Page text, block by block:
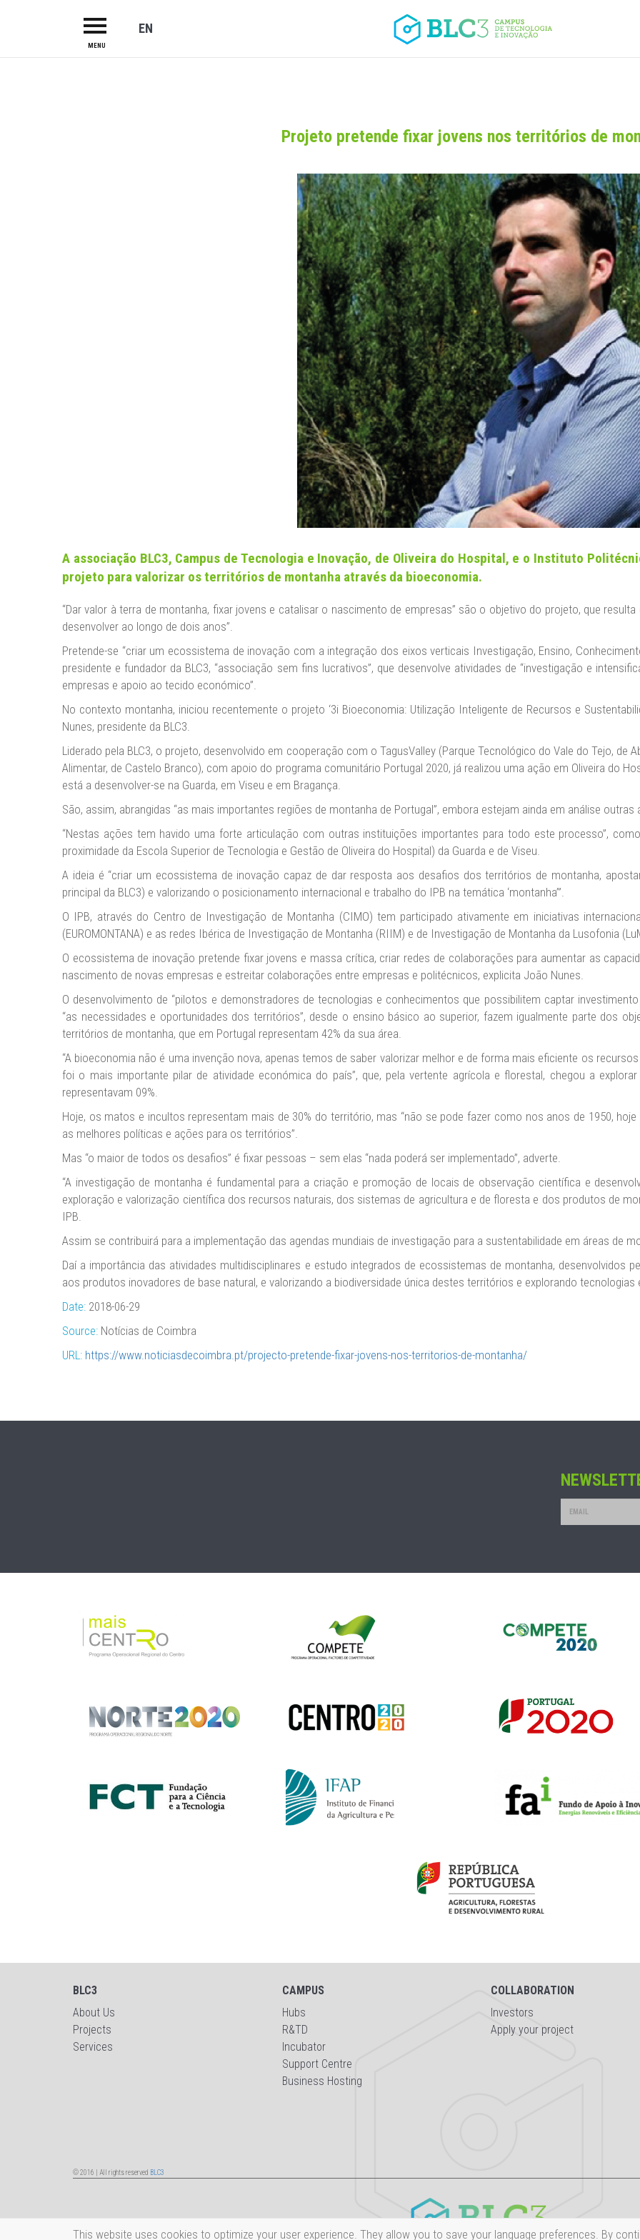
MENU
EN
Projeto pretende fixar jovens nos territórios de
A associação BLC3, Campus de Tecnologia e Inovação, de Oliveira do Hospital, e o Instituto
projeto para valorizar os territórios de montanha através da bioeconomia.
“Dar valor à terra de montanha, fixar jovens e catalisar o nascimento de empresas” são o objetivo do projeto, que
desenvolver ao longo de dois anos”.
Pretende-se “criar um ecossistema de inovação com a integração dos eixos verticais Investigação, Ensino,
presidente e fundador da BLC3, “associação sem fins lucrativos”, que desenvolve atividades de “investigação e
empresas e apoio ao tecido económico”.
No contexto montanha, iniciou recentemente o projeto ‘3i Bioeconomia: Utilização Inteligente de Recursos e
Nunes, presidente da BLC3.
Liderado pela BLC3, o projeto, desenvolvido em cooperação com o TagusValley (Parque Tecnológico do Vale do Tejo, de
Alimentar, de Castelo Branco), com apoio do programa comunitário Portugal 2020, já realizou uma ação em Oliveira do
está a desenvolver-se na Guarda, em Viseu e em Bragança.
São, assim, abrangidas “as mais importantes regiões de montanha de Portugal”, embora estejam ainda em análise outras
“Nestas ações tem havido uma forte articulação com outras instituições importantes para todo este processo”,
proximidade da Escola Superior de Tecnologia e Gestão de Oliveira do Hospital) da Guarda e de Viseu.
A ideia é “criar um ecossistema de inovação capaz de dar resposta aos desafios dos territórios de montanha,
principal da BLC3) e valorizando o posicionamento internacional e trabalho do IPB na temática ‘montanha’”.
O IPB, através do Centro de Investigação de Montanha (CIMO) tem participado ativamente em iniciativas
(EUROMONTANA) e as redes Ibérica de Investigação de Montanha (RIIM) e de Investigação de Montanha da Lusofonia
O ecossistema de inovação pretende fixar jovens e massa crítica, criar redes de colaborações para aumentar as
nascimento de novas empresas e estreitar colaborações entre empresas e politécnicos, explicita João Nunes.
O desenvolvimento de “pilotos e demonstradores de tecnologias e conhecimentos que possibilitem captar
“as necessidades e oportunidades dos territórios”, desde o ensino básico ao superior, fazem igualmente parte dos
territórios de montanha, que em Portugal representam 42% da sua área.
“A bioeconomia não é uma invenção nova, apenas temos de saber valorizar melhor e de forma mais eficiente os
foi o mais importante pilar de atividade económica do país”, que, pela vertente agrícola e florestal, chegou a
representavam 09%.
Hoje, os matos e incultos representam mais de 30% do território, mas “não se pode fazer como nos anos de 1950,
as melhores políticas e ações para os territórios”.
Mas “o maior de todos os desafios” é fixar pessoas – sem elas “nada poderá ser implementado”, adverte.
“A investigação de montanha é fundamental para a criação e promoção de locais de observação científica e
exploração e valorização científica dos recursos naturais, dos sistemas de agricultura e de floresta e dos produtos de
IPB.
Assim se contribuirá para a implementação das agendas mundiais de investigação para a sustentabilidade em áreas de
Daí a importância das atividades multidisciplinares e estudo integrados de ecossistemas de montanha, desenvolvidos
aos produtos inovadores de base natural, e valorizando a biodiversidade única destes territórios e explorando tecnologias
Date: 2018-06-29
Source: Notícias de Coimbra
URL: https://www.noticiasdecoimbra.pt/projecto-pretende-fixar-jovens-nos-territorios-de-montanha/
BLC3
About Us
Projects
Services
CAMPUS
Hubs
R&TD
Incubator
Support Centre
Business Hosting
COLLABORATION
Investors
Apply your project
© 2016 | All rights reserved BLC3
This website uses cookies to optimize your user experience. They allow you to save your language preferences. By